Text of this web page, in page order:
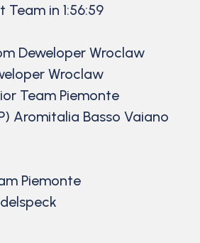
Team in 1:56:59
Deweloper Wroclaw
Wroclaw
Team Piemonte
Aromitalia Basso Vaiano
Piemonte